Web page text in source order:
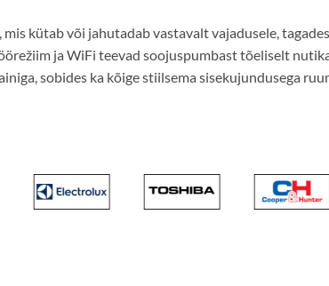
kütab või jahutadab vastavalt vajadusele,
ja WiFi teevad soojuspumbast tõeliselt
sobides ka kõige stiilsema sisekujundusega